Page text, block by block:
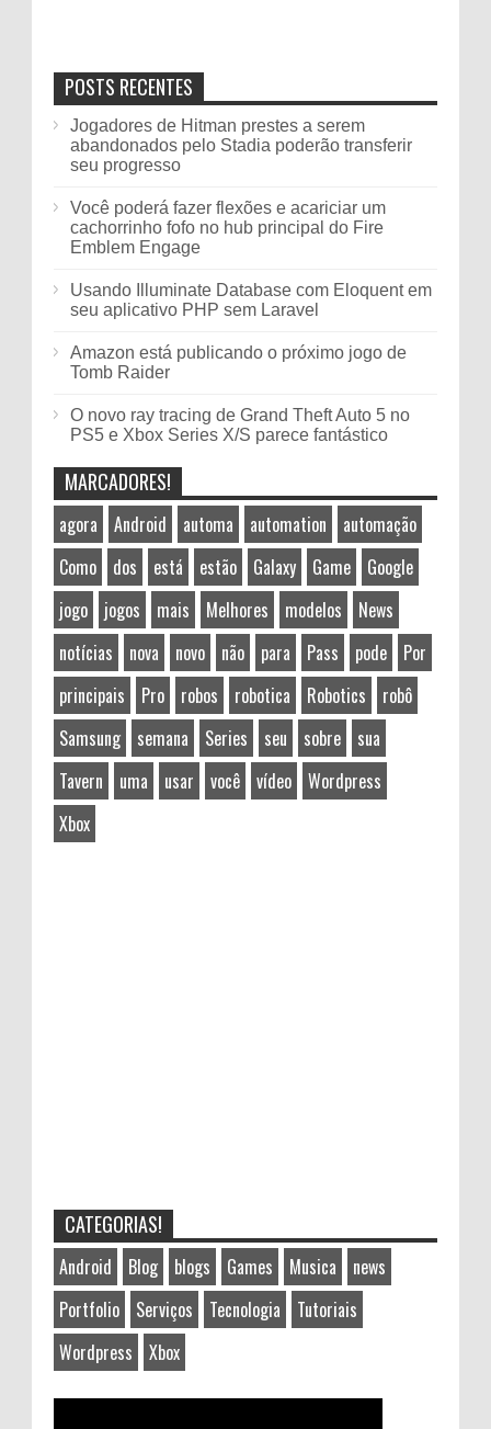
POSTS RECENTES
Jogadores de Hitman prestes a serem
abandonados pelo Stadia poderão transferir
seu progresso
Você poderá fazer flexões e acariciar um
cachorrinho fofo no hub principal do Fire
Emblem Engage
Usando Illuminate Database com Eloquent em
seu aplicativo PHP sem Laravel
Amazon está publicando o próximo jogo de
Tomb Raider
O novo ray tracing de Grand Theft Auto 5 no
PS5 e Xbox Series X/S parece fantástico
MARCADORES!
agora Android automa automation
automação
Como
dos está estão Galaxy Game
Google
jogo
jogos mais Melhores modelos
News
notícias
nova novo não para Pass pode
Por
principais
Pro robos robotica Robotics
robô
Samsung
semana Series seu sobre
sua
Tavern
uma usar você vídeo
Wordpress
Xbox
CATEGORIAS!
Android Blog blogs Games Musica
news
Portfolio
Serviços Tecnologia
Tutoriais
Wordpress
Xbox